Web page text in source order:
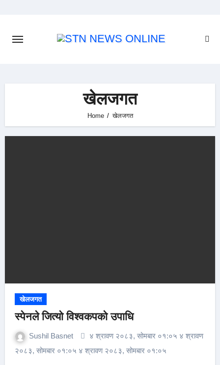
खेलजगत
Home खेलजगत
खेलजगत
स्पेनले जित्यो विश्वकपको उपाधि
Sushil Basnet
४ श्रावण २०८३, सोमबार ०१:०५ ४ श्रावण
२०८३, सोमबार ०१:०५ ४ श्रावण २०८३, सोमबार ०१:०५